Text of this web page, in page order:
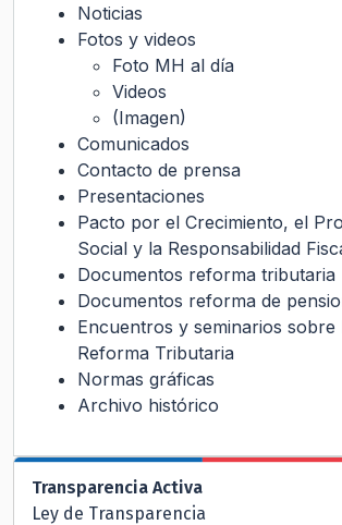
Noticias
Fotos y videos
Foto MH al día
Videos
(Imagen)
Comunicados
Contacto de prensa
Presentaciones
Pacto por el Crecimiento, el
Social y la Responsabilidad
Documentos reforma tributaria
Documentos reforma de
Encuentros y seminarios sobre
Reforma Tributaria
Normas gráficas
Archivo histórico
Transparencia Activa
Ley de Transparencia